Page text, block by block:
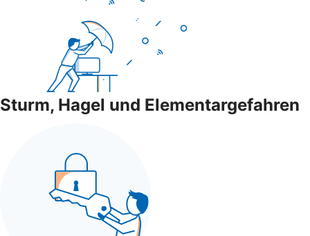
Sturm, Hagel und Elementargefahren